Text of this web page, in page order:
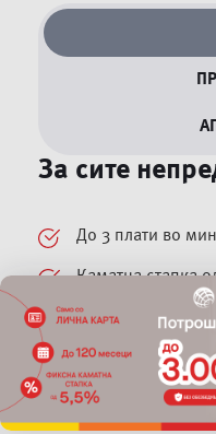
За сите
До 3 плати во
Каматна стапка
Камата се плаќа
Користете ги
картичка